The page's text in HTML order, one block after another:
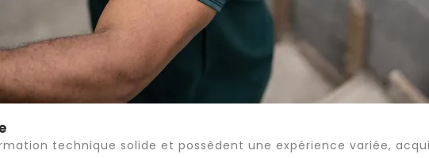
technique solide et possèdent une expérience variée,